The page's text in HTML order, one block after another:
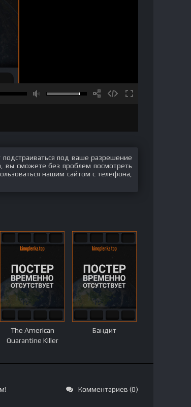
под ваше разрешение
вы сможете без проблем посмотреть
нашим сайтом с телефона,
The American
Quarantine Killer
Бандит
Комментариев (0)